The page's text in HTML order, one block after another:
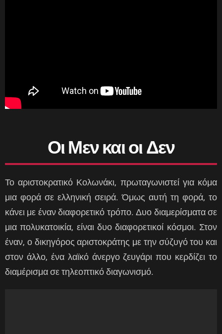
Οι Μεν και οι Δεν
Το αριστοκρατικό Κολωνάκι, πρωταγωνιστεί για κόμα
μια φορά σε ελληνική σειρά. Όμως αυτή τη φορά, το
κάνει με έναν διαφορετικό τρόπο. Δυο διαμερίσματα σε
μια πολυκατοικία, είναι δυο διαφορετικοί κόσμοι. Στον
έναν, ο δικηγόρος αριστοκράτης με την σύζυγό του και
στον άλλο, ένα λαϊκό άνεργο ζευγάρι που κερδίζει το
διαμέρισμα σε τηλεοπτικό διαγωνισμό.